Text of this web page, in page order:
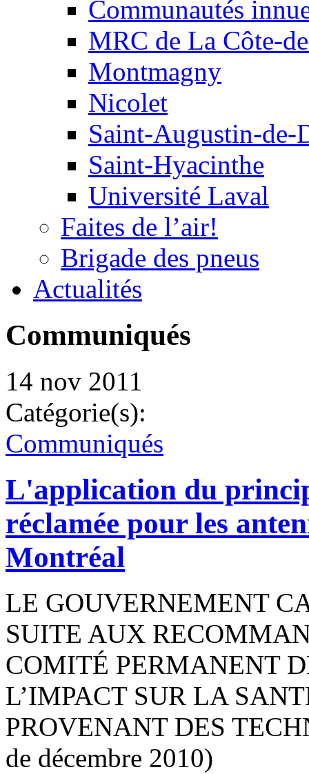
Communautés
MRC de La Côte-
Montmagny
Nicolet
Saint-Augustin-de-
Saint-Hyacinthe
Université Laval
Faites de l’air!
Brigade des pneus
Actualités
Communiqués
14 nov 2011
Catégorie(s):
Communiqués
L'application du
réclamée pour les
Montréal
LE GOUVERNEMENT
SUITE AUX
COMITÉ PERMANENT
L’IMPACT SUR LA
PROVENANT DES
de décembre 2010)